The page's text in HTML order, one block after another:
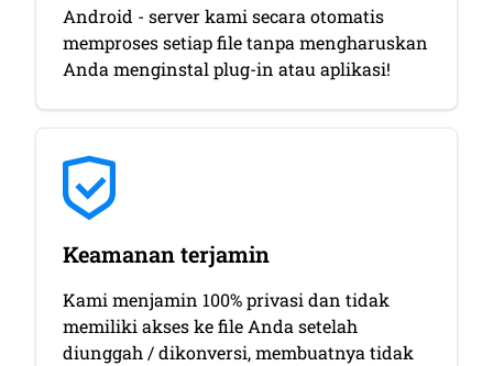
Android - server kami secara otomatis
memproses setiap file tanpa mengharuskan
Anda menginstal plug-in atau aplikasi!
Keamanan terjamin
Kami menjamin 100% privasi dan tidak
memiliki akses ke file Anda setelah
diunggah / dikonversi, membuatnya tidak